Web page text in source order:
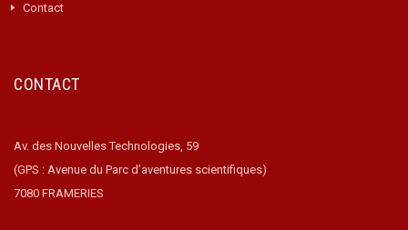
Contact
CONTACT
Av. des Nouvelles Technologies, 59
(GPS : Avenue du Parc d’aventures scientifiques)
7080 FRAMERIES